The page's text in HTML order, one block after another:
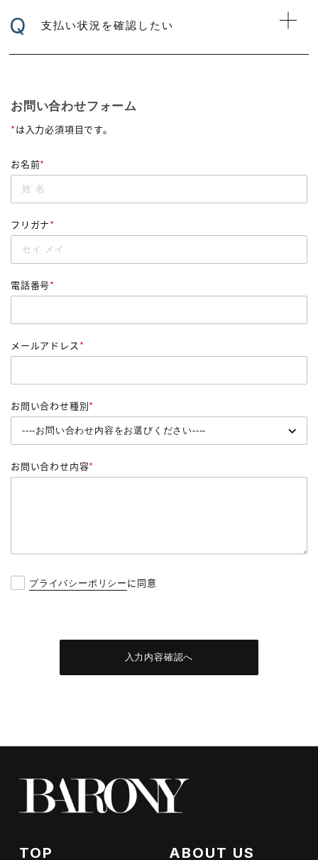
Q 支払い状況を確認したい
お問い合わせフォーム
*は入力必須項目です。
お名前*
フリガナ*
電話番号*
メールアドレス *
お問い合わせ種別*
お問い合わせ内容*
プライバシーポリシー に同意
入力内容確認へ
TOP ABOUT US